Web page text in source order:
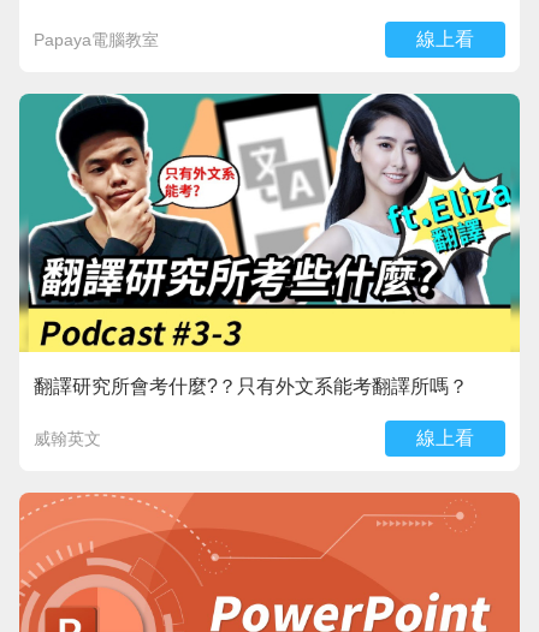
Papaya電腦教室 線上看
翻譯研究所會考什麼?？只有外文系能考翻譯所嗎？
威翰英文 線上看